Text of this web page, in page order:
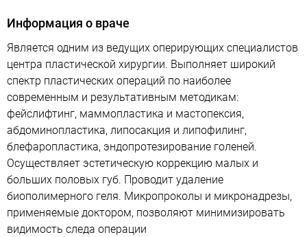
Информация о враче
Является одним из ведущих оперирующих специалистов
центра пластической хирургии. Выполняет широкий
спектр пластических операций по наиболее
современным и результативным методикам:
фейслифтинг, маммопластика и мастопексия,
абдоминопластика, липосакция и липофилинг,
блефаропластика, эндопротезирование голеней.
Осуществляет эстетическую коррекцию малых и
больших половых губ. Проводит удаление
биополимерного геля. Микропроколы и микронадрезы,
применяемые доктором, позволяют минимизировать
видимость следа операции